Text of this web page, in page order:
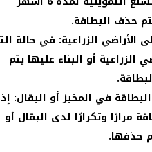
حذف البطاقة.
الأراضي الزراعية: في حالة
الزراعية أو البناء عليها يتم
في المخبز أو البقال:
مرارًا وتكرارًا لدى البقال أو
حذفها.